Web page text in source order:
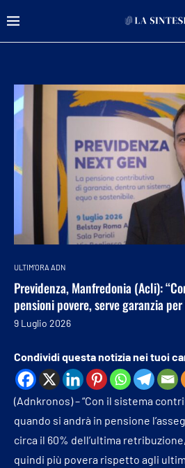
ULTIM'ORA ADN
Previdenza, Manfredonia (Acli):
pensioni povere, serve garanzia
9 Luglio 2026
Condividi questa notizia nei tuoi
(Adnkronos) – “Con il sistema
quando si andrà in pensione
circa il 60% dell’ultima
quindi più povera rispetto agli